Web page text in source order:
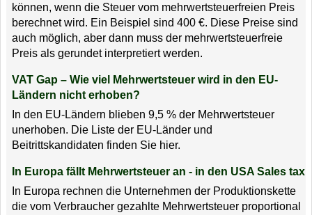
können, wenn die Steuer vom mehrwertsteuerfreien Preis
berechnet wird. Ein Beispiel sind 400 €. Diese Preise sind
auch möglich, aber dann muss der mehrwertsteuerfreie
Preis als gerundet interpretiert werden.
VAT Gap – Wie viel Mehrwertsteuer wird in den EU-
Ländern nicht erhoben?
In den EU-Ländern blieben 9,5 % der Mehrwertsteuer
unerhoben. Die Liste der EU-Länder und
Beitrittskandidaten finden Sie hier.
In Europa fällt Mehrwertsteuer an - in den USA Sales tax
In Europa rechnen die Unternehmen der Produktionskette
die vom Verbraucher gezahlte Mehrwertsteuer proportional